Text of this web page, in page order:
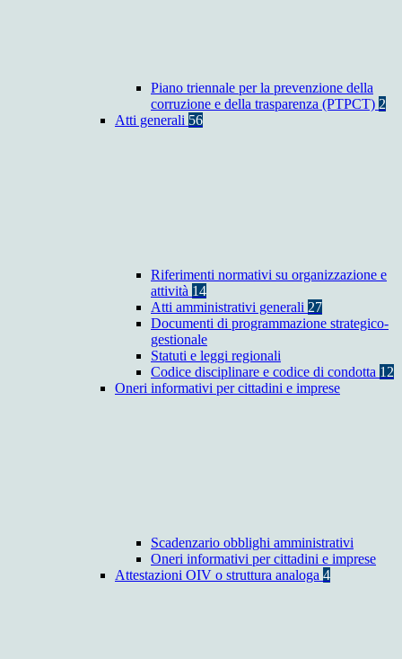
Piano triennale per la prevenzione della
corruzione e della trasparenza (PTPCT) 2
Atti generali 56
Riferimenti normativi su organizzazione e
attività 14
Atti amministrativi generali 27
Documenti di programmazione strategico-
gestionale
Statuti e leggi regionali
Codice disciplinare e codice di condotta 12
Oneri informativi per cittadini e imprese
Scadenzario obblighi amministrativi
Oneri informativi per cittadini e imprese
Attestazioni OIV o struttura analoga 4